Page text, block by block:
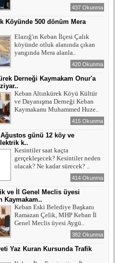
437 Okunma
Köyünde 500 dönüm Mera
Elazığ'ın Keban İlçesi Çalık
köyünde otluk alanında çıkan
yangında Mera alanla..
420 Okunma
Derneği Kaymakam Onur'a
Keban Altınkürek Köyü Kültür
ve Dayanışma Derneği Keban
Kaymakamı Muhammed Huze..
415 Okunma
günü 12 köy ve
k..
Kesintiler saat kaçta
gerçekleşecek? Kesintiler neden
olacak? Ne kadar sürecek? ..
414 Okunma
ve İl Genel Meclis üyesi
Kaymakam..
Keban Eski Belediye Başkanı
Ramazan Çelik, MHP Keban İl
Genel Meclis üyesi Aygü..
382 Okunma
Yaz Kuran Kursunda Trafik